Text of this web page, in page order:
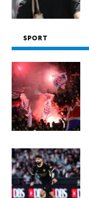
SPORT